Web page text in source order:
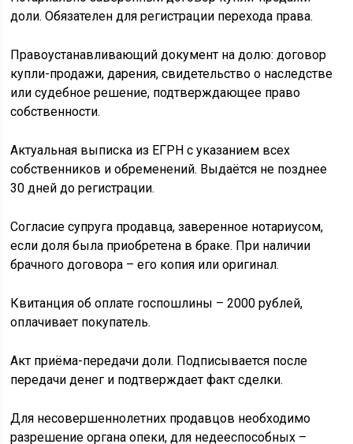
доли. Обязателен для регистрации перехода права.
Правоустанавливающий документ на долю: договор
купли-продажи, дарения, свидетельство о наследстве
или судебное решение, подтверждающее право
собственности.
Актуальная выписка из ЕГРН с указанием всех
собственников и обременений. Выдаётся не позднее
30 дней до регистрации.
Согласие супруга продавца, заверенное нотариусом,
если доля была приобретена в браке. При наличии
брачного договора – его копия или оригинал.
Квитанция об оплате госпошлины – 2000 рублей,
оплачивает покупатель.
Акт приёма-передачи доли. Подписывается после
передачи денег и подтверждает факт сделки.
Для несовершеннолетних продавцов необходимо
разрешение органа опеки, для недееспособных –